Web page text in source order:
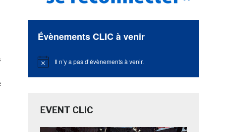
Évènements CLIC à venir
Notice Il n’y a pas d’évènements à venir.
EVENT CLIC